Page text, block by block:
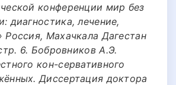
конференции мир без
диагностика, лечение,
Россия, Махачкала Дагестан
6. Бобровников А.Э.
кон-сервативного
Диссертация доктора